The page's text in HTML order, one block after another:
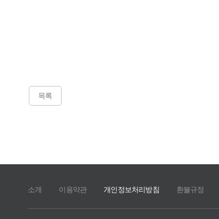
목록
소개 이용약관 개인정보처리방침 환불규정